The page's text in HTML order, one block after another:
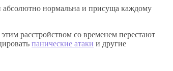
абсолютно нормальна и присуща каждому
расстройством со временем перестают
панические атаки и другие